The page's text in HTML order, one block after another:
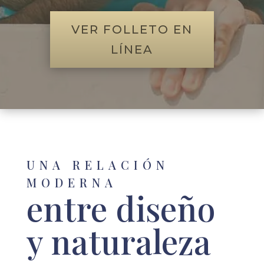
VER FOLLETO EN
LÍNEA
UNA RELACIÓN
MODERNA
entre diseño
y naturaleza